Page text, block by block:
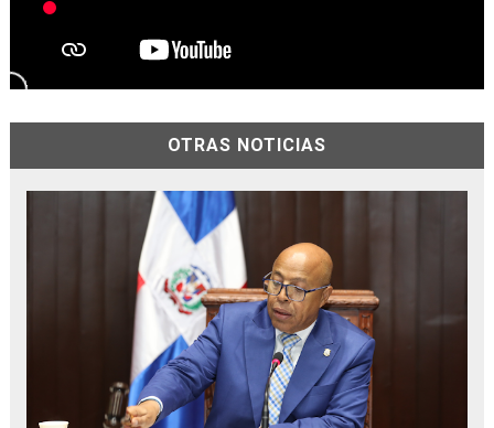
OTRAS NOTICIAS